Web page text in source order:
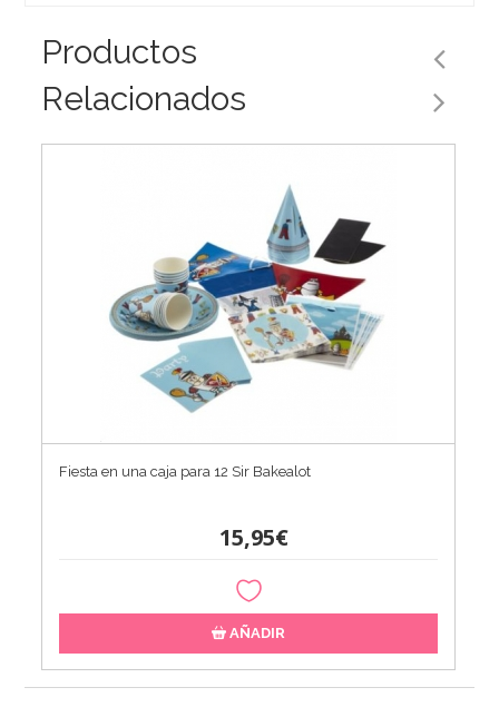
Productos
Relacionados
Fiesta en una caja para 12 Sir Bakealot
15,95€
AÑADIR